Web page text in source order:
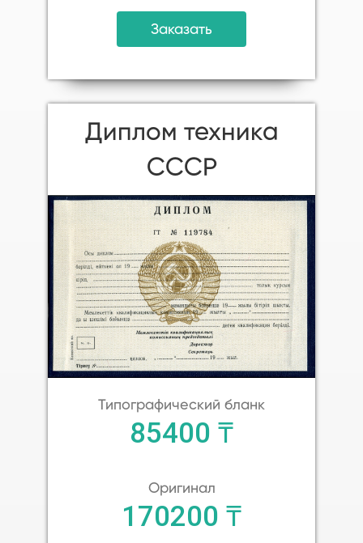
Заказать
Диплом техника
СССР
Типографический бланк
85400 ₸
Оригинал
170200 ₸